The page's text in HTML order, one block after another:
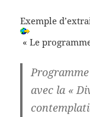
Exemple
« Le
avec la «